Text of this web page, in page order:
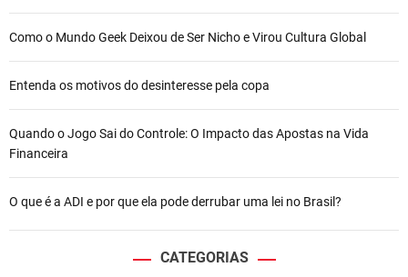
Como o Mundo Geek Deixou de Ser Nicho e Virou Cultura Global
Entenda os motivos do desinteresse pela copa
Quando o Jogo Sai do Controle: O Impacto das Apostas na Vida
Financeira
O que é a ADI e por que ela pode derrubar uma lei no Brasil?
CATEGORIAS